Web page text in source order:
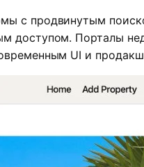
с продвинутым
доступом. Порталы
UI и